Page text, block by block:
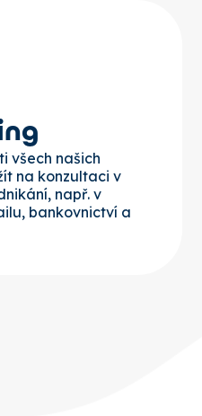
všech našich
na konzultaci v
např. v
bankovnictví a